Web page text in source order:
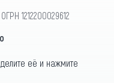
1212200029612
её и нажмите